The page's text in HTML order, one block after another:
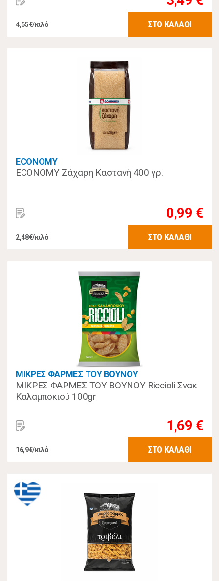
4,65€/κιλό ΣΤΟ ΚΑΛΑΘΙ
ECONOMY
ECONOMY Ζάχαρη Καστανή 400 γρ.
0,99 €
2,48€/κιλό ΣΤΟ ΚΑΛΑΘΙ
ΜΙΚΡΕΣ ΦΑΡΜΕΣ ΤΟΥ ΒΟΥΝΟΥ
ΜΙΚΡΕΣ ΦΑΡΜΕΣ ΤΟΥ ΒΟΥΝΟΥ Riccioli Σνακ
Καλαμποκιού 100gr
1,69 €
16,9€/κιλό ΣΤΟ ΚΑΛΑΘΙ